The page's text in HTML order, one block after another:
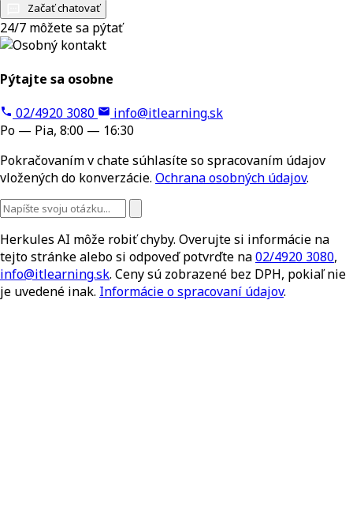
Začať chatovať
24/7 môžete sa pýtať
Pýtajte sa osobne
02/4920 3080
info@itlearning.sk
Po — Pia, 8:00 — 16:30
Pokračovaním v chate súhlasíte so spracovaním údajov
vložených do konverzácie. Ochrana osobných údajov.
Herkules AI môže robiť chyby. Overujte si informácie na
tejto stránke alebo si odpoveď potvrďte na02/4920 3080,
info@itlearning.sk. Ceny sú zobrazené bez DPH, pokiaľ nie
je uvedené inak. Informácie o spracovaní údajov.